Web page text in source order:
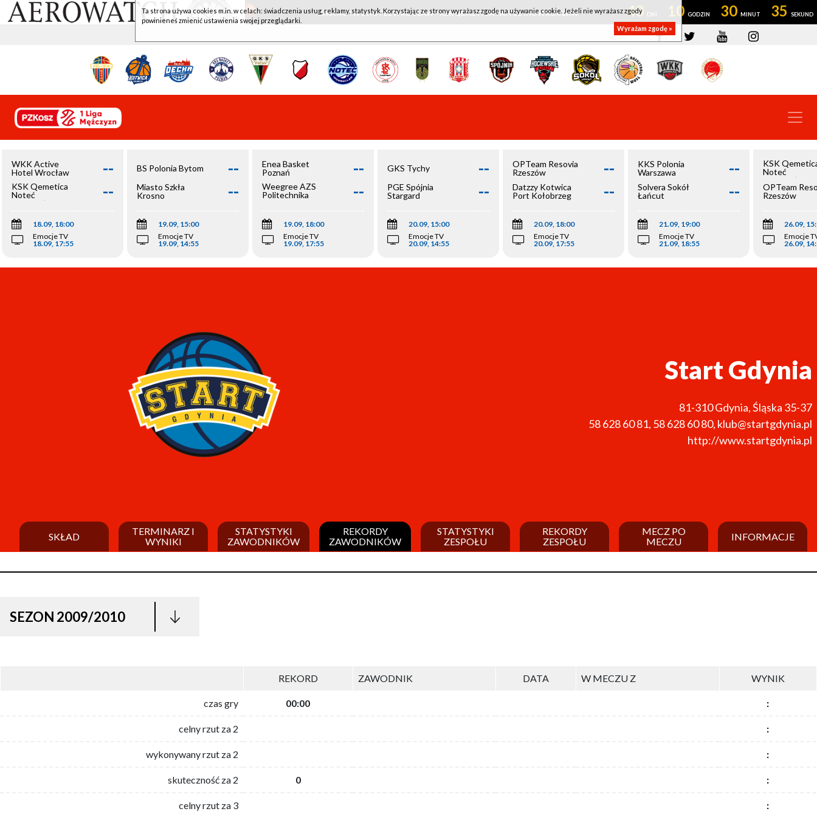
WKK ACTIVE HOTEL WROCŁAW - KSK QEMETICA NOTEĆ INOWROCŁAW 40 10 30 34
WKK Active
Hotel Wrocław
--
KSK Qemetica
Noteć
Inowrocław
--
18.09, 18:00
Emocje TV
18.09, 17:55
BS Polonia Bytom --
Miasto Szkła
Krosno
--
19.09, 15:00
Emocje TV
19.09, 14:55
Enea Basket
Poznań
--
Weegree AZS
Politechnika
--
19.09, 18:00
Emocje TV
19.09, 17:55
GKS Tychy --
PGE Spójnia
Stargard
--
20.09, 15:00
Emocje TV
20.09, 14:55
OPTeam Resovia
Rzeszów
--
Datzzy Kotwica
Port Kołobrzeg
--
20.09, 18:00
Emocje TV
20.09, 17:55
KKS Polonia
Warszawa
--
Solvera Sokół
Łańcut
--
21.09, 19:00
Emocje TV
21.09, 18:55
KSK
Noteć
Inowrocław
OPTeam
Rzeszów
26.09,
Emocje
26.09,
Start Gdynia
81-310Gdynia,Śląska 35-37
58 628 60 81, 58 628 60 80, klub@startgdynia.pl
http://www.startgdynia.pl
SKŁAD
TERMINARZ I
WYNIKI
STATYSTYKI
ZAWODNIKÓW
REKORDY
ZAWODNIKÓW
STATYSTYKI
ZESPOŁU
REKORDY
ZESPOŁU
MECZ PO
MECZU
INFORMACJE
SEZON 2009/2010
REKORD ZAWODNIK DATA W MECZU Z WYNIK
czas gry 00:00 :
celny rzut za 2 :
wykonywany rzut za 2 :
skuteczność za 2 0 :
celny rzut za 3 :
Ta strona używa cookies m.in. w celach: świadczenia usług, reklamy, statystyk. Korzystając ze strony wyrażasz zgodę na używanie cookie. Jeżeli nie wyrażasz zgody
powinieneś zmienić ustawienia swojej przeglądarki.
Wyrażam zgodę »